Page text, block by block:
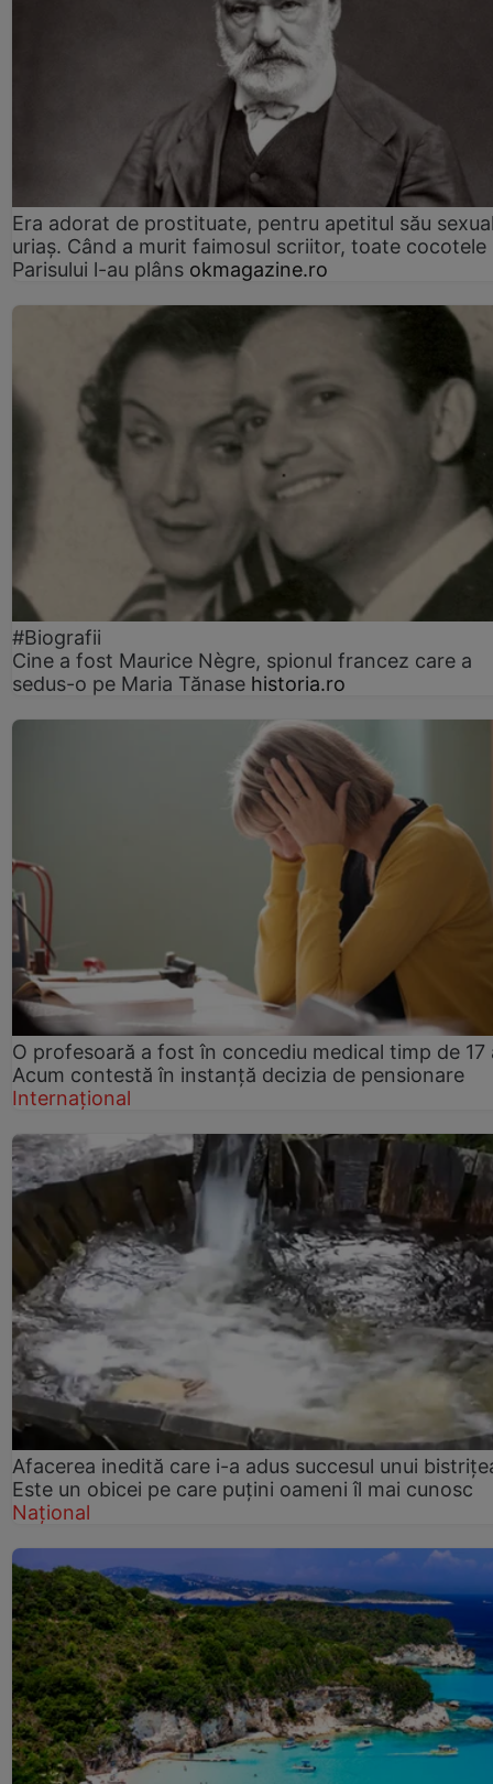
Era adorat de prostituate, pentru apetitul său
uriaș. Când a murit faimosul scriitor, toate cocotele
Parisului l-au plâns okmagazine.ro
#Biografii
Cine a fost Maurice Nègre, spionul francez care a
sedus-o pe Maria Tănase historia.ro
O profesoară a fost în concediu medical timp de 17
Acum contestă în instanță decizia de pensionare
Internațional
Afacerea inedită care i-a adus succesul unui
Este un obicei pe care puțini oameni îl mai cunosc
Național